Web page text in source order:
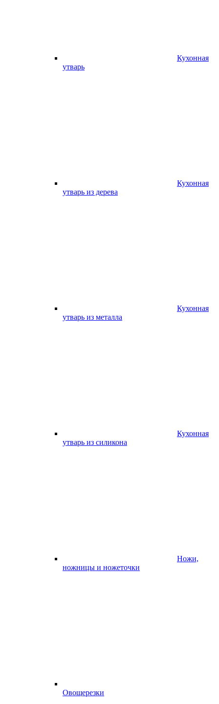
Кухонная
утварь
Кухонная
утварь из дерева
Кухонная
утварь из металла
Кухонная
утварь из силикона
Ножи,
ножницы и ножеточки
Овощерезки